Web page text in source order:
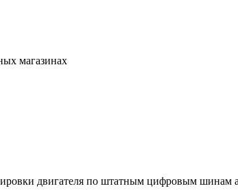
магазинах
двигателя по штатным цифровым шинам